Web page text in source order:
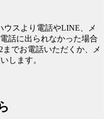
ウスより電話やLINE、メ
話に出られなかった場合
までお電話いただくか、メ
します。